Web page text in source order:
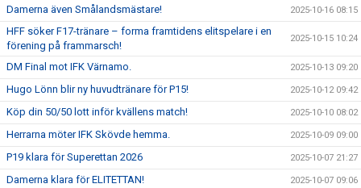
Damerna även Smålandsmästare! 2025-10-16 08:15
HFF söker F17-tränare – forma framtidens elitspelare i en
förening på frammarsch!
2025-10-15 10:24
DM Final mot IFK Värnamo. 2025-10-13 09:20
Hugo Lönn blir ny huvudtränare för P15! 2025-10-12 09:42
Köp din 50/50 lott inför kvällens match! 2025-10-10 08:02
Herrarna möter IFK Skövde hemma. 2025-10-09 09:00
P19 klara för Superettan 2026 2025-10-07 21:27
Damerna klara för ELITETTAN! 2025-10-07 09:06